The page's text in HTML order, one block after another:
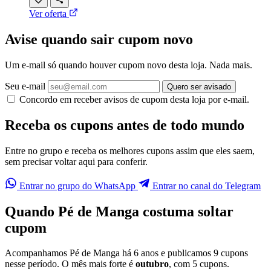
Ver oferta
Avise quando sair cupom novo
Um e-mail só quando houver cupom novo desta loja. Nada mais.
Seu e-mail Quero ser avisado
Concordo em receber avisos de cupom desta loja por e-mail.
Receba os cupons antes de todo mundo
Entre no grupo e receba os melhores cupons assim que eles saem,
sem precisar voltar aqui para conferir.
Entrar no grupo do WhatsApp Entrar no canal do Telegram
Quando Pé de Manga costuma soltar
cupom
Acompanhamos Pé de Manga há 6 anos e publicamos 9 cupons
nesse período. O mês mais forte é outubro, com 5 cupons.